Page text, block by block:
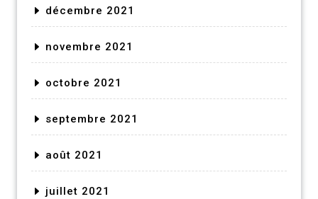
décembre 2021
novembre 2021
octobre 2021
septembre 2021
août 2021
juillet 2021